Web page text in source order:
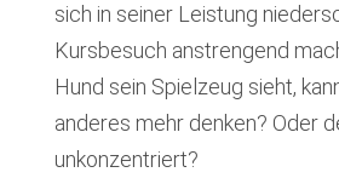
sich in seiner Leistung
Kursbesuch anstrengend
Hund sein Spielzeug sieht,
anderes mehr denken? Oder
unkonzentriert?